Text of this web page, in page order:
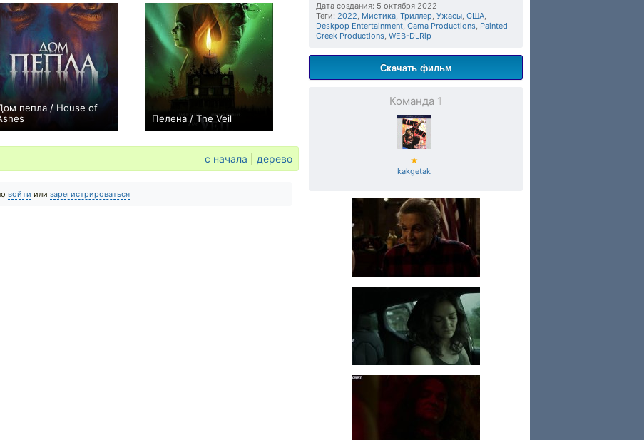
пепла / House of
0
Пелена / The Veil
0
с начала дерево
войти или зарегистрироваться
Дата создания: 5 октября 2022
Теги: 2022, Мистика, Триллер, Ужасы, США,
Deskpop Entertainment, Cama Productions, Painted
Creek Productions, WEB-DLRip
Скачать фильм
Команда 1
★
kakgetak